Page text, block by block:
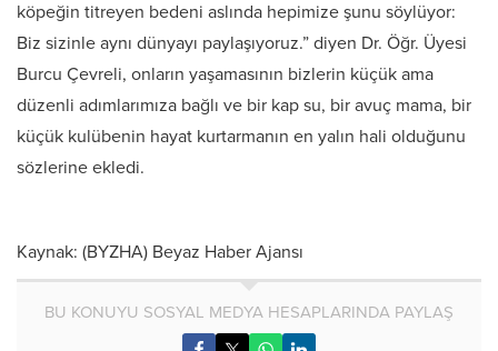
köpeğin titreyen bedeni aslında hepimize şunu söylüyor:
Biz sizinle aynı dünyayı paylaşıyoruz.” diyen Dr. Öğr. Üyesi
Burcu Çevreli, onların yaşamasının bizlerin küçük ama
düzenli adımlarımıza bağlı ve bir kap su, bir avuç mama, bir
küçük kulübenin hayat kurtarmanın en yalın hali olduğunu
sözlerine ekledi.
Kaynak: (BYZHA) Beyaz Haber Ajansı
BU KONUYU SOSYAL MEDYA HESAPLARINDA PAYLAŞ